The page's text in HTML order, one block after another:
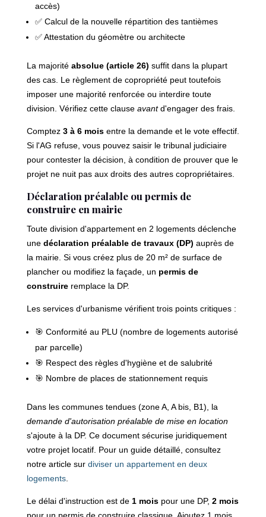
accès)
✅ Calcul de la nouvelle répartition des tantièmes
✅ Attestation du géomètre ou architecte
La majorité absolue (article 26) suffit dans la plupart
des cas. Le règlement de copropriété peut toutefois
imposer une majorité renforcée ou interdire toute
division. Vérifiez cette clause avantd'engager des frais.
Comptez 3 à 6 moisentre la demande et le vote effectif.
Si l'AG refuse, vous pouvez saisir le tribunal judiciaire
pour contester la décision, à condition de prouver que le
projet ne nuit pas aux droits des autres copropriétaires.
Déclaration préalable ou permis de
construire en mairie
Toute division d'appartement en 2 logements déclenche
une déclaration préalable de travaux (DP) auprès de
la mairie. Si vous créez plus de 20 m² de surface de
plancher ou modifiez la façade, un permis de
construireremplace la DP.
Les services d'urbanisme vérifient trois points critiques :
🎯 Conformité au PLU (nombre de logements autorisé
par parcelle)
🎯 Respect des règles d'hygiène et de salubrité
🎯 Nombre de places de stationnement requis
Dans les communes tendues (zone A, A bis, B1), la
demande d'autorisation préalable de mise en location
s'ajoute à la DP. Ce document sécurise juridiquement
votre projet locatif. Pour un guide détaillé, consultez
notre article sur diviser un appartement en deux
logements.
Le délai d'instruction est de 1 moispour une DP, 2 mois
pour un permis de construire classique. Ajoutez 1 mois